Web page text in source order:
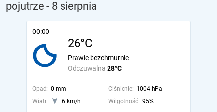
pojutrze - 8 sierpnia
00:00
26°C
Odczuwalna 28°C
Prawie bezchmurnie
Opad: 0 mm Ciśnienie: 1004 hPa
Wiatr:
6 km/h Wilgotność: 95%